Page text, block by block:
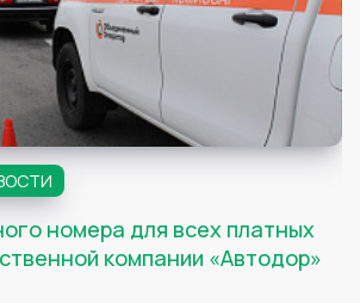
номера для всех платных
компании «Автодор»